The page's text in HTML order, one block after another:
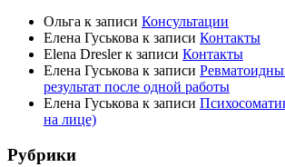
Ольга к записи Консультации
Елена Гуськова к записи Контакты
Elena Dreslerк записи Контакты
Елена Гуськова к записи
результат после одной работы
Елена Гуськова к записи
на лице)
Рубрики